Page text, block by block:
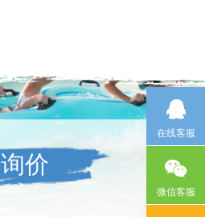
询价
在线客服
微信客服